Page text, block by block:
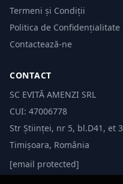
Termeni și Condiții
Politica de Confidențialitate
Contactează-ne
CONTACT
SC EVITĂ AMENZI SRL
CUI: 47006778
Str Științei, nr 5, bl.D41, et 3
Timișoara, România
[email protected]